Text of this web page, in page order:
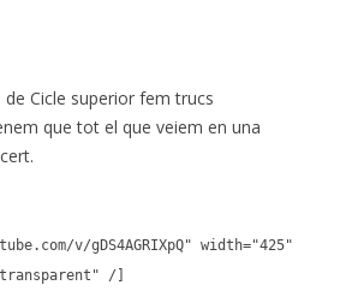
de Cicle superior fem trucs
que tot el que veiem en una
v/gDS4AGRIXpQ" width="425"
/]